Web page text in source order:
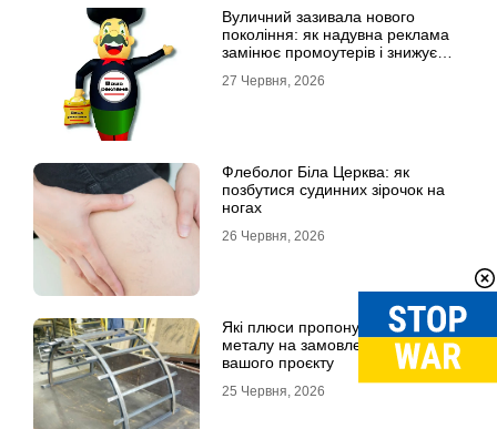
Вуличний зазивала нового
покоління: як надувна реклама
замінює промоутерів і знижує
27 Червня, 2026
Флеболог Біла Церква: як
позбутися судинних зірочок на
ногах
26 Червня, 2026
Які плюси пропонують вироби із
металу на замовлення для
вашого проєкту
25 Червня, 2026